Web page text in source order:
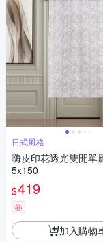
日式風格
嗨皮印花透光雙開單
5x150
$419
券
加入購物